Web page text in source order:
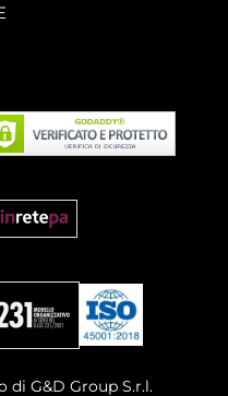
di G&D Group S.r.l.